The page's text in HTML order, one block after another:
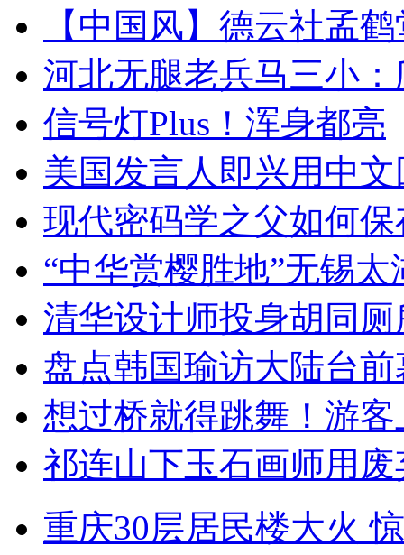
【中国风】德云社孟
河北无腿老兵马三小
信号灯Plus！浑身都亮
美国发言人即兴用中
现代密码学之父如何
“中华赏樱胜地”无锡
清华设计师投身胡同
盘点韩国瑜访大陆台
想过桥就得跳舞！游客
祁连山下玉石画师用
重庆30层居民楼大火